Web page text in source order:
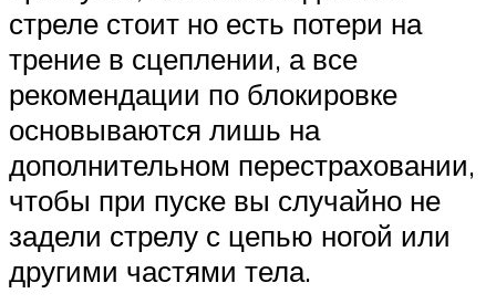
стреле стоит но есть потери на
трение в сцеплении, а все
рекомендации по блокировке
основываются лишь на
дополнительном перестраховании,
чтобы при пуске вы случайно не
задели стрелу с цепью ногой или
другими частями тела.